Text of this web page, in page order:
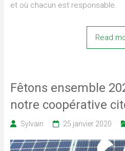
et où chacun est responsable.
Read
Fêtons ensemble
notre coopérative
Sylvain 25 janvier 2020